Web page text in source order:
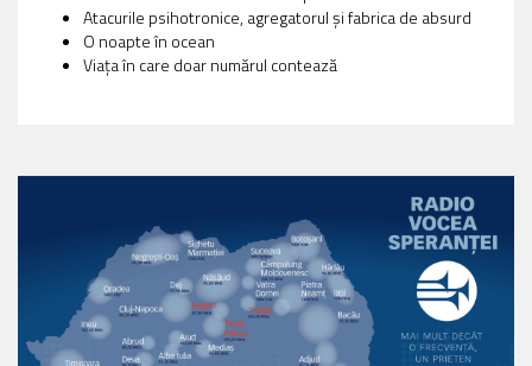
Atacurile psihotronice, agregatorul și fabrica de absurd
O noapte în ocean
Viaţa în care doar numărul contează